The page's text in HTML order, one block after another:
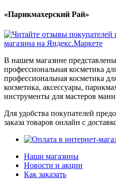
«Парикмахерский Рай»
В нашем магазине
профессиональная косметика
профессиональная косметика
косметика, аксессуары,
инструменты для мастеров
Для удобства покупателей
заказа товаров онлайн с
Наши магазины
Новости и акции
Как заказать